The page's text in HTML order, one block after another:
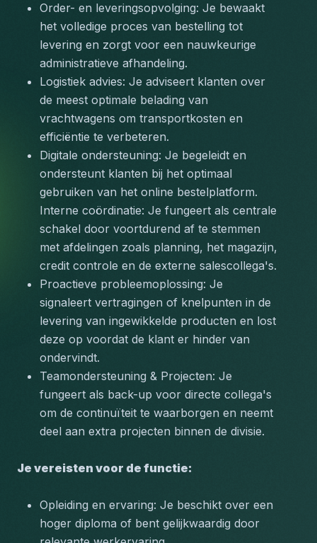
Order- en leveringsopvolging: Je bewaakt
het volledige proces van bestelling tot
levering en zorgt voor een nauwkeurige
administratieve afhandeling.
Logistiek advies: Je adviseert klanten over
de meest optimale belading van
vrachtwagens om transportkosten en
efficiëntie te verbeteren.
Digitale ondersteuning: Je begeleidt en
ondersteunt klanten bij het optimaal
gebruiken van het online bestelplatform.
Interne coördinatie: Je fungeert als centrale
schakel door voortdurend af te stemmen
met afdelingen zoals planning, het magazijn,
credit controle en de externe salescollega's.
Proactieve probleemoplossing: Je
signaleert vertragingen of knelpunten in de
levering van ingewikkelde producten en lost
deze op voordat de klant er hinder van
ondervindt.
Teamondersteuning & Projecten: Je
fungeert als back-up voor directe collega's
om de continuïteit te waarborgen en neemt
deel aan extra projecten binnen de divisie.
Je vereisten voor de functie:
Opleiding en ervaring: Je beschikt over een
hoger diploma of bent gelijkwaardig door